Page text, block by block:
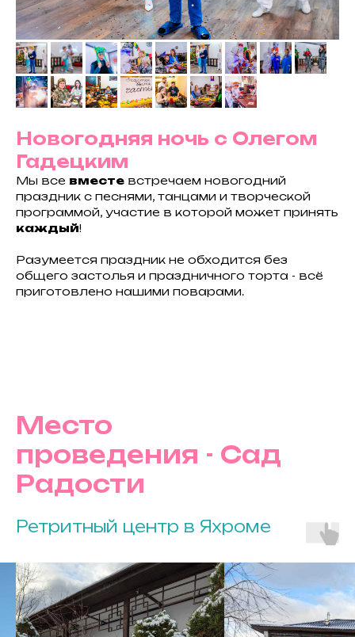
Новогодняя ночь с Олегом
Гадецким
Мы все вместе встречаем новогодний
праздник с песнями, танцами и творческой
программой, участие в которой может принять
каждый!
Разумеется праздник не обходится без
общего застолья и праздничного торта - всё
приготовлено нашими поварами.
Место
проведения - Сад
Радости
Ретритный центр в Яхроме